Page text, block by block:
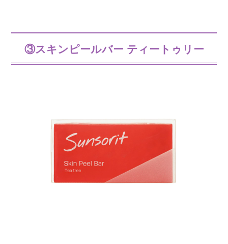
③スキンピールバー ティートゥリー